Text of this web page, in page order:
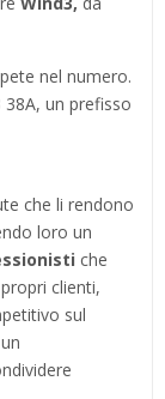
nel numero.
un prefisso
che li rendono
loro un
che
clienti,
sul